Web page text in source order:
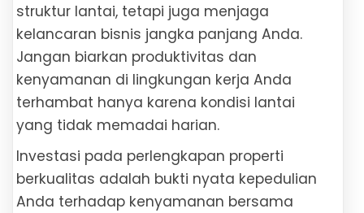
struktur lantai, tetapi juga menjaga
kelancaran bisnis jangka panjang Anda.
Jangan biarkan produktivitas dan
kenyamanan di lingkungan kerja Anda
terhambat hanya karena kondisi lantai
yang tidak memadai harian.
Investasi pada perlengkapan properti
berkualitas adalah bukti nyata kepedulian
Anda terhadap kenyamanan bersama